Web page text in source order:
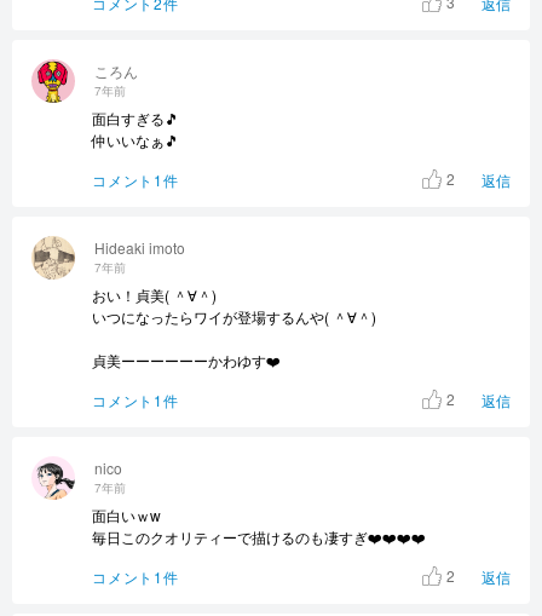
nico
7年前
面白いｗw
毎日このクオリティーで描けるのも凄すぎ❤️❤️❤️❤️
コメント1件
2 返信
Hideaki imoto
7年前
おい！貞美( ＾∀＾)
いつになったらワイが登場するんや( ＾∀＾)
貞美ーーーーーーかわゆす❤️
コメント1件
2 返信
ころん
7年前
面白すぎる🎵
仲いいなぁ🎵
コメント1件
2 返信